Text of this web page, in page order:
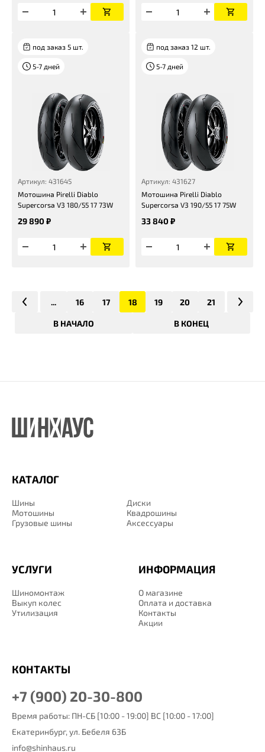
под заказ 5 шт.
5-7 дней
Артикул: 431645
Мотошина Pirelli Diablo
Supercorsa V3 180/55 17 73W
29 890 ₽
под заказ 12 шт.
5-7 дней
Артикул: 431627
Мотошина Pirelli Diablo
Supercorsa V3 190/55 17 75W
33 840 ₽
В НАЧАЛО
... 16 17 18 19 20 21
В КОНЕЦ
КАТАЛОГ
Шины
Диски
Мотошины
Квадрошины
Грузовые шины
Аксессуары
ИНФОРМАЦИЯ
О магазине
Оплата и доставка
Контакты
Акции
УСЛУГИ
Шиномонтаж
Выкуп колес
Утилизация
КОНТАКТЫ
+7 (900) 20-30-800
Время работы: ПН-СБ [10:00 - 19:00] ВС [10:00 - 17:00]
Екатеринбург, ул. Бебеля 63Б
info@shinhaus.ru